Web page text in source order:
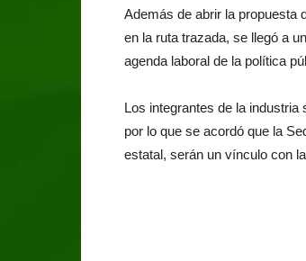
Además de abrir la propuesta
en la ruta trazada, se llegó a
agenda laboral de la política
Los integrantes de la
por lo que se acordó que la
estatal, serán un vínculo con